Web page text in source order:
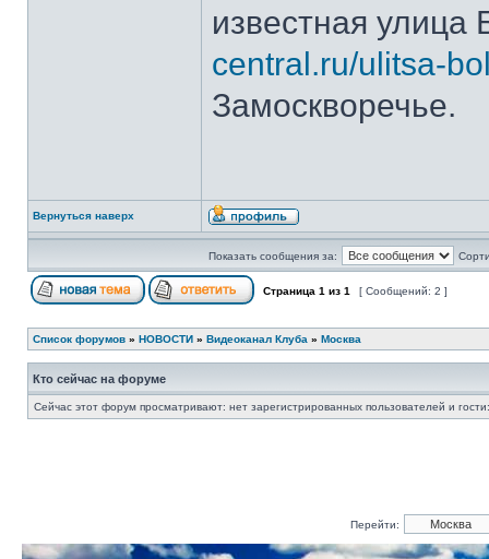
известная
central.ru/ulitsa-
Замоскворечье.
Вернуться наверх
Показать сообщения за:
Страница 1 из 1 [ Сообщений: 2 ]
Список форумов » НОВОСТИ » Видеоканал Клуба » Москва
Кто сейчас на форуме
Сейчас этот форум просматривают: нет зарегистрированных пользователей и
Перейти: